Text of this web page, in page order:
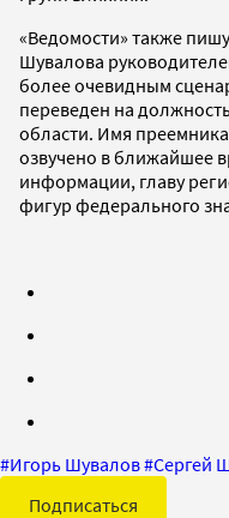
«Ведомости» также
Шувалова
более очевидным
переведен на
области. Имя
озвучено в ближайшее
информации, главу
фигур федерального
#Игорь Шувалов#Сергей
Подписаться